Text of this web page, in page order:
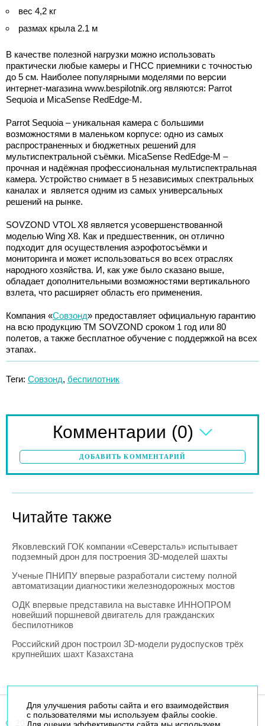
вес 4,2 кг
размах крыла 2.1 м
В качестве полезной нагрузки можно использовать
практически любые камеры и ГНСС приемники с точностью
до 5 см. Наиболее популярными моделями по версии
интернет-магазина www.bespilotnik.org являются: Parrot
Sequoia и MicaSense RedEdge-M.
Parrot Sequoia – уникальная камера с большими
возможностями в маленьком корпусе: одно из самых
распространенных и бюджетных решений для
мультиспектральной съёмки. MicaSense RedEdge-M –
прочная и надёжная профессиональная мультиспектральная
камера. Устройство снимает в 5 независимых спектральных
каналах и является одним из самых универсальных
решений на рынке.
SOVZOND VTOL X8 является усовершенствованной
моделью Wing X8. Как и предшественник, он отлично
подходит для осуществления аэрофотосъёмки и
мониторинга и может использоваться во всех отраслях
народного хозяйства. И, как уже было сказано выше,
обладает дополнительными возможностями вертикального
взлета, что расширяет область его применения.
Компания «Совзонд» предоставляет официальную гарантию
на всю продукцию ТМ SOVZOND сроком 1 год или 80
полетов, а также бесплатное обучение с поддержкой на всех
этапах.
Теги: Совзонд, беспилотник
Комментарии (0)
ДОБАВИТЬ КОММЕНТАРИЙ
Читайте также
Яковлевский ГОК компании «Северсталь» испытывает
подземный дрон для построения 3D-моделей шахты
Ученые ПНИПУ впервые разработали систему полной
автоматизации диагностики железнодорожных мостов
ОДК впервые представила на выставке ИННОПРОМ
новейший поршневой двигатель для гражданских
беспилотников
Российский дрон построил 3D-модели рудоспусков трёх
крупнейших шахт Казахстана
© 2014-2026. Robogeek.ru - проект группы “Текарт”.
Для улучшения работы сайта и его взаимодействия
с пользователями мы используем файлы cookie.